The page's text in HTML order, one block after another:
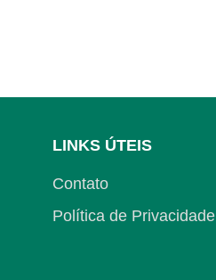
LINKS ÚTEIS
Contato
Política de Privacidade